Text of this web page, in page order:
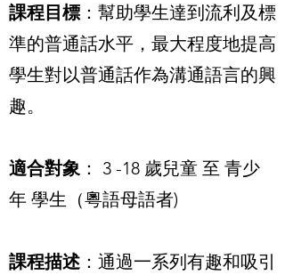
課程目標 ：幫助學生達到流利及標
準的普通話水平，最大程度地提高
學生對以普通話作為溝通語言的興
趣。
適合對象 ： 3 -18 歲兒童 至 青少
年 學生 （粵語母語者)
課程描述 ：通過一系列有趣和吸引